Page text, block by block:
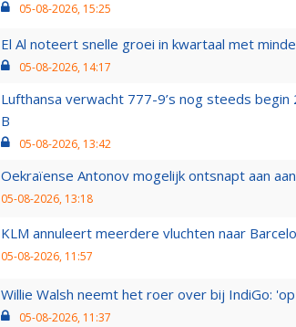
05-08-2026, 15:25
El Al noteert snelle groei in kwartaal met
05-08-2026, 14:17
Lufthansa verwacht 777-9’s nog steeds
B
05-08-2026, 13:42
Oekraïense Antonov mogelijk ontsnapt aan
05-08-2026, 13:18
KLM annuleert meerdere vluchten naar
05-08-2026, 11:57
Willie Walsh neemt het roer over bij IndiGo:
05-08-2026, 11:37